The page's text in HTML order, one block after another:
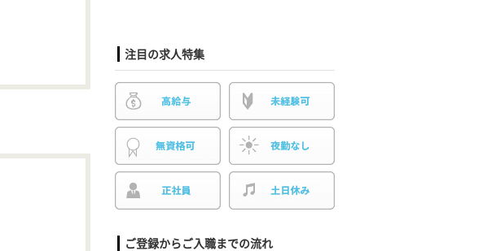
注目の求人特集
ご登録からご入職までの流れ